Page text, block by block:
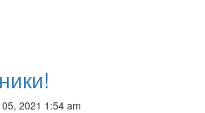
2021 1:54 am